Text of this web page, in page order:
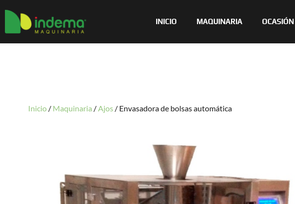
INICIO MAQUINARIA OCASIÓN
Inicio / Maquinaria /Ajos / Envasadora de bolsas automática